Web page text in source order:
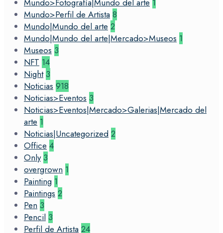
Mundo>Fotografía|Mundo del arte 1
Mundo>Perfil de Artista 8
Mundo|Mundo del arte 2
Mundo|Mundo del arte|Mercado>Museos 1
Museos 3
NFT 14
Night 3
Noticias 918
Noticias>Eventos 3
Noticias>Eventos|Mercado>Galerias|Mercado del
arte 1
Noticias|Uncategorized 2
Office 4
Only 3
overgrown 1
Painting 1
Paintings 2
Pen 3
Pencil 3
Perfil de Artista 24